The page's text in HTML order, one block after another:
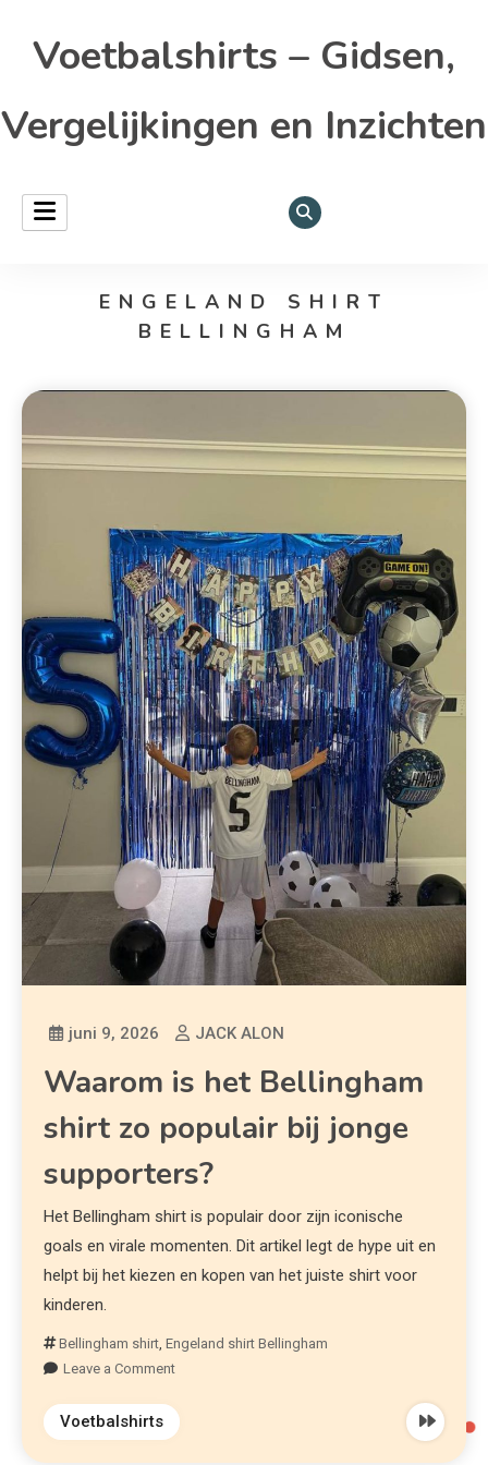
Voetbalshirts – Gidsen,
Vergelijkingen en Inzichten
ENGELAND SHIRT
BELLINGHAM
juni 9, 2026 JACK ALON
Waarom is het Bellingham
shirt zo populair bij jonge
supporters?
Het Bellingham shirt is populair door zijn iconische
goals en virale momenten. Dit artikel legt de hype uit en
helpt bij het kiezen en kopen van het juiste shirt voor
kinderen.
Bellingham shirt ,Engeland shirt Bellingham
Leave a Comment
Voetbalshirts